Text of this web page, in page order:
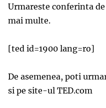
Urmareste conferinta
mai multe.
[ted id=1900 lang=ro]
De asemenea, poti
si pe site-ul TED.com